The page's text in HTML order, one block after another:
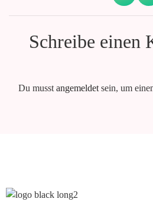
Schreibe einen
Du musst angemeldet sein, um